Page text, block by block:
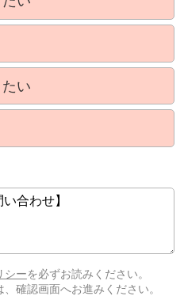
い
シーを必ずお読みください。
確認画面へお進みください。